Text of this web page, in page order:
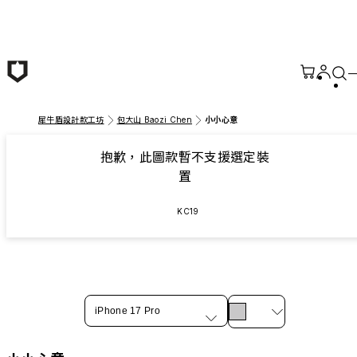
犀牛盾設計款工坊 包大山 Baozi Chen 小小心意
抱歉，此圖款暫不支援選定裝
置
KC19
iPhone 17 Pro